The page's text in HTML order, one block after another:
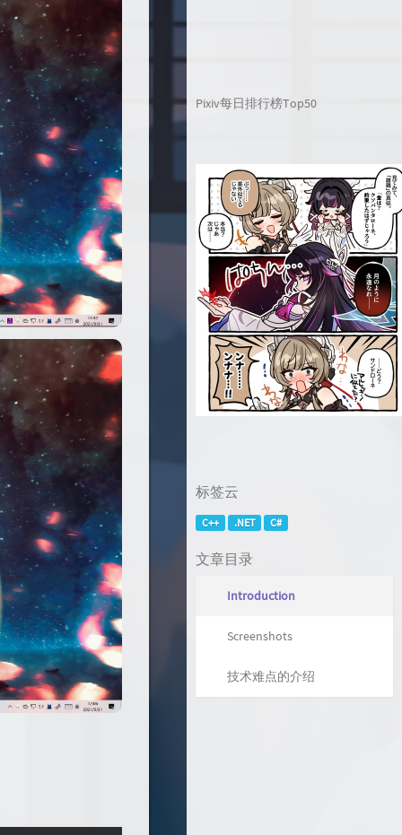
Pixiv每日排行榜Top50
标签云
C++ .NET C#
文章目录
Introduction
Screenshots
技术难点的介绍